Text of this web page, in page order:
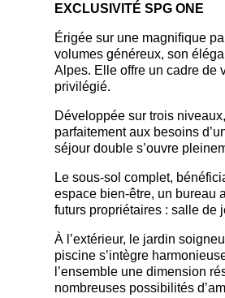
EXCLUSIVITÉ SPG ONE
Érigée sur une magnifique
volumes généreux, son
Alpes. Elle offre un cadre de
privilégié.
Développée sur trois
parfaitement aux besoins
séjour double s’ouvre
Le sous-sol complet,
espace bien-être, un bureau
futurs propriétaires : salle de
À l’extérieur, le jardin
piscine s’intègre
l’ensemble une dimension
nombreuses possibilités